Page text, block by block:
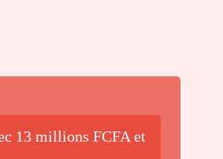
13 millions FCFA et